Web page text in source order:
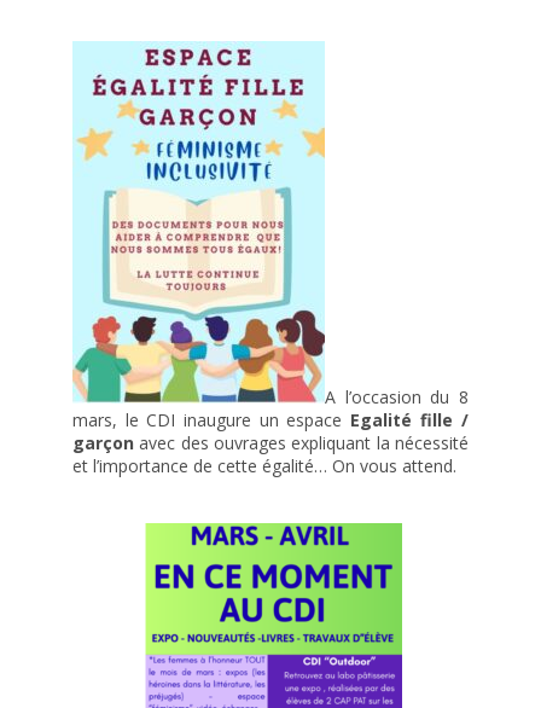
A l’occasion du 8
mars, le CDI inaugure un espace Egalité fille /
garçon avec des ouvrages expliquant la nécessité
et l’importance de cette égalité… On vous attend.